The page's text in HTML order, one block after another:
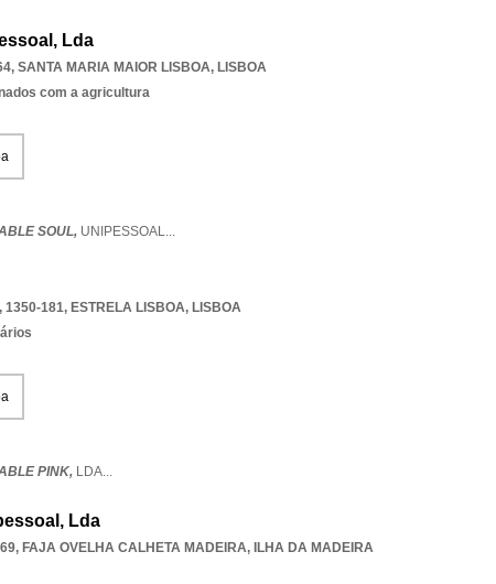
Lda
, SANTA MARIA MAIOR LISBOA, LISBOA
com a agricultura
SOUL, UNIPESSOAL...
1350-181, ESTRELA LISBOA, LISBOA
PINK, LDA...
Lda
, FAJA OVELHA CALHETA MADEIRA, ILHA DA MADEIRA